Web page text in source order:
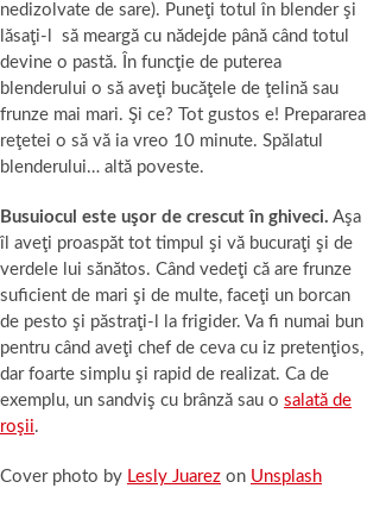
nedizolvate de sare). Puneţi totul în blender şi
lăsaţi-l să meargă cu nădejde până când totul
devine o pastă. În funcţie de puterea
blenderului o să aveţi bucăţele de ţelină sau
frunze mai mari. Şi ce? Tot gustos e! Prepararea
reţetei o să vă ia vreo 10 minute. Spălatul
blenderului… altă poveste.
Busuiocul este uşor de crescut în ghiveci. Aşa
îl aveţi proaspăt tot timpul şi vă bucuraţi şi de
verdele lui sănătos. Când vedeţi că are frunze
suficient de mari şi de multe, faceţi un borcan
de pesto şi păstraţi-l la frigider. Va fi numai bun
pentru când aveţi chef de ceva cu iz pretenţios,
dar foarte simplu şi rapid de realizat. Ca de
exemplu, un sandviş cu brânză sau o salată de
roşii.
Cover photo by Lesly Juarez on Unsplash